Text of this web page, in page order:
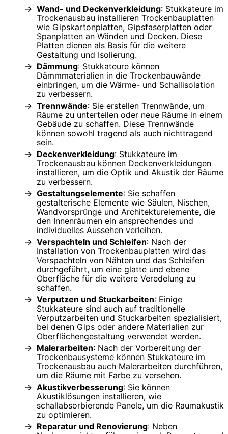
Wand- und Deckenverkleidung: Stukkateure im
Trockenausbau installieren Trockenbauplatten
wie Gipskartonplatten, Gipsfaserplatten oder
Spanplatten an Wänden und Decken. Diese
Platten dienen als Basis für die weitere
Gestaltung und Isolierung.
Dämmung: Stukkateure können
Dämmmaterialien in die Trockenbauwände
einbringen, um die Wärme- und Schallisolation
zu verbessern.
Trennwände: Sie erstellen Trennwände, um
Räume zu unterteilen oder neue Räume in einem
Gebäude zu schaffen. Diese Trennwände
können sowohl tragend als auch nichttragend
sein.
Deckenverkleidung: Stukkateure im
Trockenausbau können Deckenverkleidungen
installieren, um die Optik und Akustik der Räume
zu verbessern.
Gestaltungselemente: Sie schaffen
gestalterische Elemente wie Säulen, Nischen,
Wandvorsprünge und Architekturelemente, die
den Innenräumen ein ansprechendes und
individuelles Aussehen verleihen.
Verspachteln und Schleifen: Nach der
Installation von Trockenbauplatten wird das
Verspachteln von Nähten und das Schleifen
durchgeführt, um eine glatte und ebene
Oberfläche für die weitere Veredelung zu
schaffen.
Verputzen und Stuckarbeiten: Einige
Stukkateure sind auch auf traditionelle
Verputzarbeiten und Stuckarbeiten spezialisiert,
bei denen Gips oder andere Materialien zur
Oberflächengestaltung verwendet werden.
Malerarbeiten: Nach der Vorbereitung der
Trockenbausysteme können Stukkateure im
Trockenausbau auch Malerarbeiten durchführen,
um die Räume mit Farbe zu versehen.
Akustikverbesserung: Sie können
Akustiklösungen installieren, wie
schallabsorbierende Panele, um die Raumakustik
zu optimieren.
Reparatur und Renovierung: Neben